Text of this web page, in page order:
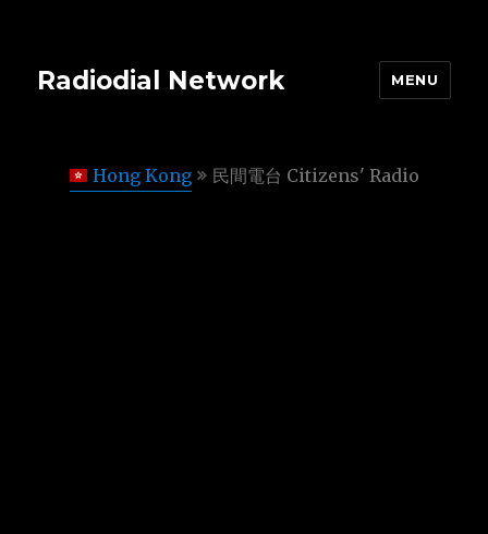
Radiodial Network MENU
Hong Kong 民間電台 Citizens' Radio